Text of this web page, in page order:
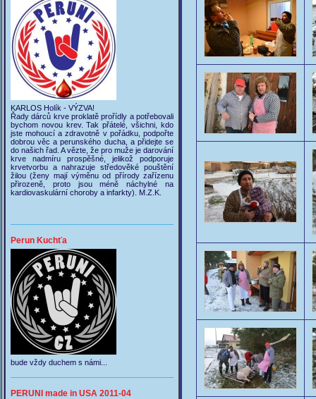
KARLOS Holík - VÝZVA!
Řady dárců krve proklatě prořídly a potřebovali
bychom novou krev. Tak přátelé, všichni, kdo
jste mohoucí a zdravotně v pořádku, podpořte
dobrou věc a perunského ducha, a přidejte se
do našich řad. A vězte, že pro muže je darování
krve nadmíru prospěšné, jelikož podporuje
krvetvorbu a nahrazuje středověké pouštění
žilou (ženy mají výměnu od přírody zařízenu
přirozeně, proto jsou méně náchylné na
kardiovaskulární choroby a infarkty). M.Z.K.
Perun Kuchťa
bude vždy duchem s námi...
PERUNI made in USA 2011-04